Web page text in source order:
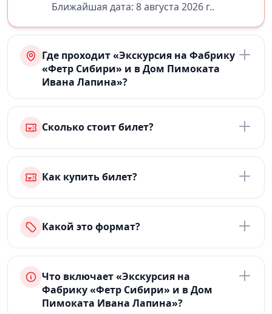
Ближайшая дата: 8 августа 2026 г..
Где проходит «Экскурсия на Фабрику
«Фетр Сибири» и в Дом Пимоката
Ивана Лапина»?
Сколько стоит билет?
Как купить билет?
Какой это формат?
Что включает «Экскурсия на
Фабрику «Фетр Сибири» и в Дом
Пимоката Ивана Лапина»?